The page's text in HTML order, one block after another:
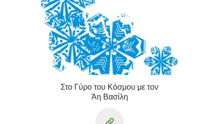
Στο Γύρο του Κόσμου με τον
Άη Βασίλη